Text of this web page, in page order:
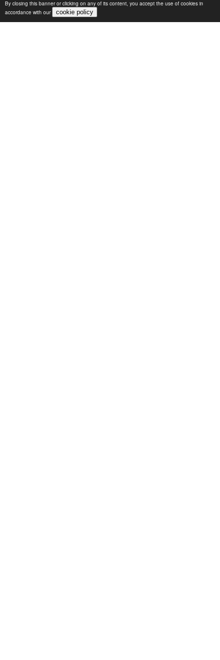
By closing this banner or clicking on any of its content, you accept the use of cookies in
accordance with our
cookie policy